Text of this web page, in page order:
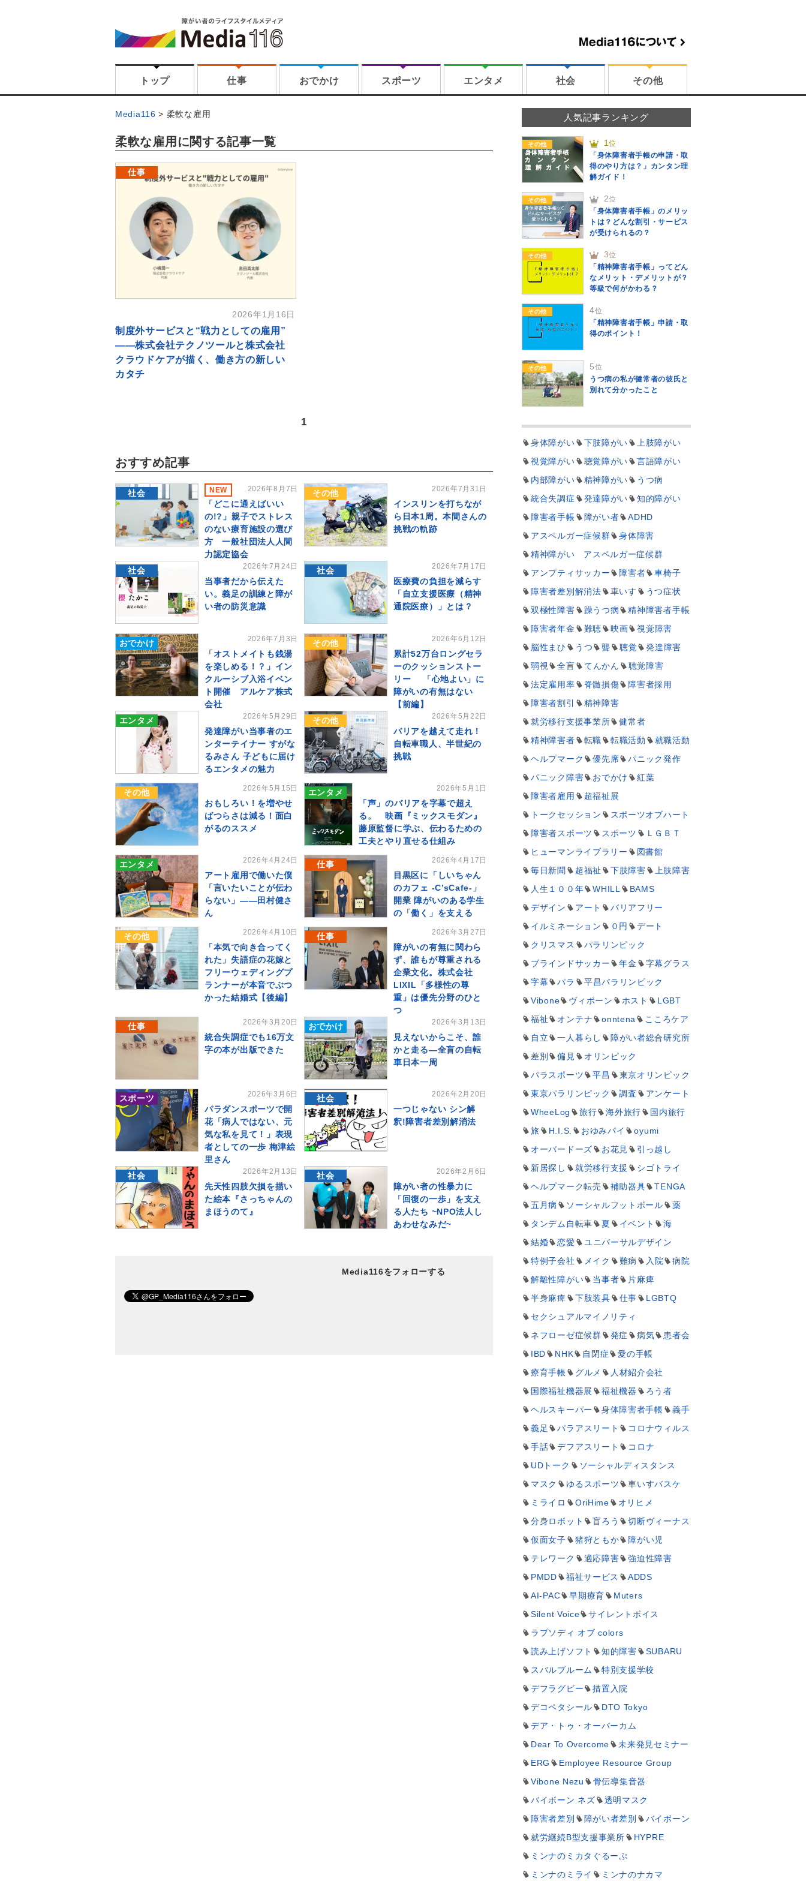
トップ 仕事 おでかけ スポーツ エンタメ 社会 その他
Media116 柔軟な雇用
柔軟な雇用に関する記事一覧
仕事
2026年1月16日
制度外サービスと“戦力としての雇用”
――株式会社テクノツールと株式会社
クラウドケアが描く、働き方の新しい
カタチ
1
おすすめ記事
社会 NEW 2026年8月7日
「どこに通えばいい
の!?」親子でストレス
のない療育施設の選び
方 一般社団法人人間
力認定協会
その他 2026年7月31日
インスリンを打ちなが
ら日本1周。本間さんの
挑戦の軌跡
社会 2026年7月24日
当事者だから伝えた
い。義足の訓練と障が
い者の防災意識
社会 2026年7月17日
医療費の負担を減らす
「自立支援医療（精神
通院医療）」とは？
おでかけ 2026年7月3日
「オストメイトも銭湯
を楽しめる！？」イン
クルーシブ入浴イベン
ト開催 アルケア株式
会社
その他 2026年6月12日
累計52万台ロングセラ
ーのクッションストー
リー 「心地よい」に
障がいの有無はない
【前編】
エンタメ
2026年5月29日
発達障がい当事者のエ
ンターテイナー すがな
るみさん 子どもに届け
るエンタメの魅力
その他 2026年5月22日
バリアを越えて走れ！
自転車職人、半世紀の
挑戦
その他 2026年5月15日
おもしろい！を増やせ
ばつらさは減る！面白
がるのススメ
エンタメ 2026年5月1日
「声」のバリアを字幕で超え
る。 映画『ミックスモダン』
藤原監督に学ぶ、伝わるための
工夫とやり直せる仕組み
エンタメ 2026年4月24日
アート雇用で働いた僕
「言いたいことが伝わ
らない」――田村健さ
ん
仕事 2026年4月17日
目黒区に「しいちゃん
のカフェ -C’sCafe-」
開業 障がいのある学生
の「働く」を支える
その他 2026年4月10日
「本気で向き合ってく
れた」失語症の花嫁と
フリーウェディングプ
ランナーが本音でぶつ
かった結婚式【後編】
仕事 2026年3月27日
障がいの有無に関わら
ず、誰もが尊重される
企業文化。株式会社
LIXIL「多様性の尊
重」は優先分野のひと
つ
仕事
2026年3月20日
統合失調症でも16万文
字の本が出版できた
おでかけ 2026年3月13日
見えないからこそ、誰
かと走る―全盲の自転
車日本一周
スポーツ 2026年3月6日
パラダンスポーツで開
花「病人ではない、元
気な私を見て！」表現
者としての一歩 梅津絵
里さん
社会 2026年2月20日
一つじゃない シン解
釈!障害者差別解消法
社会 2026年2月13日
先天性四肢欠損を描い
た絵本『さっちゃんの
まほうのて』
社会 2026年2月6日
障がい者の性暴力に
「回復の一歩」を支え
る人たち ~NPO法人し
あわせなみだ~
Media116をフォローする
人気記事ランキング
その他 1位
「身体障害者手帳の申請・取
得のやり方は？」カンタン理
解ガイド！
その他 2位
「身体障害者手帳」のメリッ
トは？どんな割引・サービス
が受けられるの？
その他 3位
「精神障害者手帳」ってどん
なメリット・デメリットが？
等級で何がかわる？
その他 4位
「精神障害者手帳」申請・取
得のポイント！
その他 5位
うつ病の私が健常者の彼氏と
別れて分かったこと
身体障がい 下肢障がい
上肢障がい
視覚障がい
聴覚障がい
言語障がい
内部障がい
精神障がい
うつ病
統合失調症
発達障がい
知的障がい
障害者手帳
障がい者
ADHD
アスペルガー症候群
身体障害
精神障がい アスペルガー症候群
アンプティサッカー
障害者
車椅子
障害者差別解消法
車いす
うつ症状
双極性障害
躁うつ病
精神障害者手帳
障害者年金
難聴 映画
視覚障害
脳性まひ
うつ 聾 聴覚
発達障害
弱視
全盲 てんかん
聴覚障害
法定雇用率
脊髄損傷
障害者採用
障害者割引
精神障害
就労移行支援事業所
健常者
精神障害者
転職 転職活動
就職活動
ヘルプマーク
優先席
パニック発作
パニック障害
おでかけ
紅葉
障害者雇用
超福祉展
トークセッション
スポーツオブハート
障害者スポーツ
スポーツ
ＬＧＢＴ
ヒューマンライブラリー
図書館
毎日新聞
超福祉 下肢障害
上肢障害
人生１００年
WHILL
BAMS
デザイン
アート
バリアフリー
イルミネーション
０円
デート
クリスマス
パラリンピック
ブラインドサッカー
年金
字幕グラス
字幕
パラ
平昌パラリンピック
Vibone
ヴィボーン ホスト
LGBT
福祉
オンテナ onntena
こころケア
自立
一人暮らし
障がい者総合研究所
差別
偏見
オリンピック
パラスポーツ
平昌
東京オリンピック
東京パラリンピック
調査
アンケート
WheeLog
旅行 海外旅行
国内旅行
旅
H.I.S. おゆみパイ
oyumi
オーバードーズ
お花見
引っ越し
新居探し
就労移行支援
シゴトライ
ヘルプマーク転売
補助器具
TENGA
五月病
ソーシャルフットボール
薬
タンデム自転車
夏 イベント
海
結婚
恋愛
ユニバーサルデザイン
特例子会社
メイク 難病 入院
病院
解離性障がい
当事者
片麻痺
半身麻痺
下肢装具 仕事
LGBTQ
セクシュアルマイノリティ
ネフローゼ症候群
発症 病気
患者会
IBD
NHK 自閉症
愛の手帳
療育手帳
グルメ
人材紹介会社
国際福祉機器展
福祉機器
ろう者
ヘルスキーパー
身体障害者手帳
義手
義足
パラアスリート
コロナウィルス
手話
デフアスリート
コロナ
UDトーク
ソーシャルディスタンス
マスク
ゆるスポーツ
車いすバスケ
ミライロ
OriHime
オリヒメ
分身ロボット
盲ろう
切断ヴィーナス
仮面女子
猪狩ともか
障がい児
テレワーク
適応障害
強迫性障害
PMDD
福祉サービス
ADDS
AI-PAC
早期療育
Muters
Silent Voice
サイレントボイス
ラプソディ オブ colors
読み上げソフト
知的障害
SUBARU
スバルブルーム
特別支援学校
デフラグビー
措置入院
デコペタシール
DTO Tokyo
デア・トゥ・オーバーカム
Dear To Overcome
未来発見セミナー
ERG
Employee Resource Group
Vibone Nezu
骨伝導集音器
バイボーン ネズ
透明マスク
障害者差別
障がい者差別
バイボーン
就労継続B型支援事業所
HYPRE
ミンナのミカタぐるーぷ
ミンナのミライ
ミンナのナカマ